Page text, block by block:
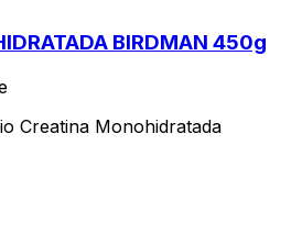
BIRDMAN 450g
Creatina Monohidratada